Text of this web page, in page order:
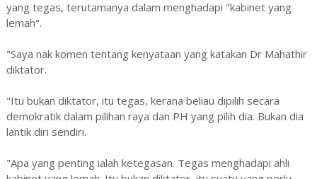
yang tegas, terutamanya dalam menghadapi "kabinet yang
lemah".
"Saya nak komen tentang kenyataan yang katakan Dr Mahathir
diktator.
"Itu bukan diktator, itu tegas, kerana beliau dipilih secara
demokratik dalam pilihan raya dan PH yang pilih dia. Bukan dia
lantik diri sendiri.
"Apa yang penting ialah ketegasan. Tegas menghadapi ahli